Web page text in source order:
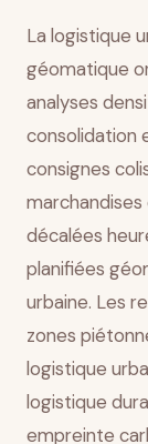
La logistique
géomatique
analyses
consolidation
consignes
marchandises
décalées
planifiées
urbaine. Les
zones
logistique
logistique
empreinte